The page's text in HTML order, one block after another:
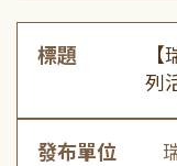
標題
列
發布單位